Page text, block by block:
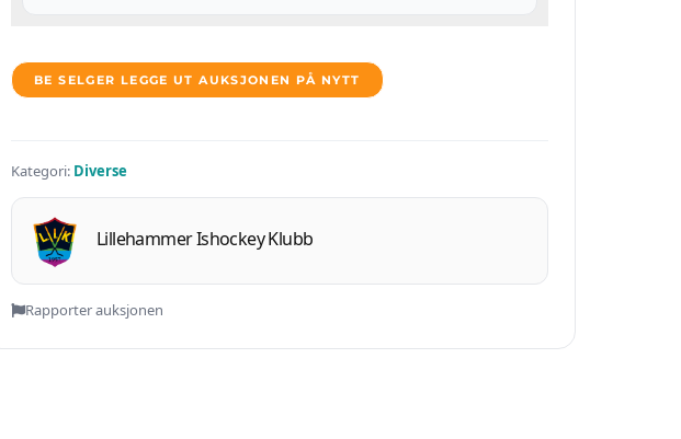
BE SELGER LEGGE UT AUKSJONEN PÅ NYTT
Kategori: Diverse
Lillehammer Ishockey Klubb
Rapporter auksjonen